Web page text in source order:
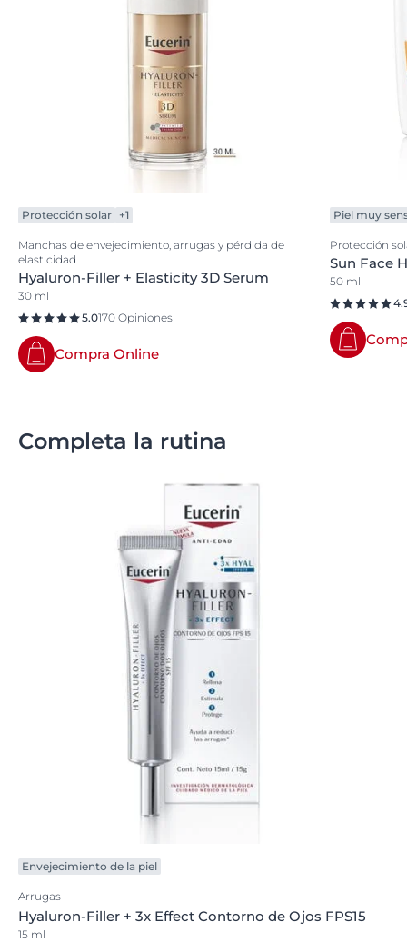
Protección solar +1
Manchas de envejecimiento, arrugas y pérdida de
elasticidad
Hyaluron-Filler + Elasticity 3D Serum
30 ml
5.0170 Opiniones
Compra Online
Piel muy
Protección
Sun Face
50 ml
Completa la rutina
Envejecimiento de la piel
Arrugas
Hyaluron-Filler + 3x Effect Contorno de Ojos FPS15
15 ml